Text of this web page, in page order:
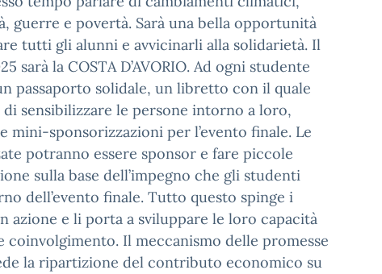
guerre e povertà. Sarà una bella opportunità
tutti gli alunni e avvicinarli alla solidarietà. Il
sarà la COSTA D’AVORIO. Ad ogni studente
passaporto solidale, un libretto con il quale
sensibilizzare le persone intorno a loro,
mini-sponsorizzazioni per l’evento finale. Le
potranno essere sponsor e fare piccole
sulla base dell’impegno che gli studenti
dell’evento finale. Tutto questo spinge i
azione e li porta a sviluppare le loro capacità
coinvolgimento. Il meccanismo delle promesse
la ripartizione del contributo economico su